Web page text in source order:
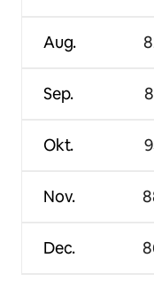
Aug.
Sep.
Okt.
Nov.
Dec.